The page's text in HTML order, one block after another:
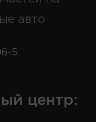
авто
5
центр: